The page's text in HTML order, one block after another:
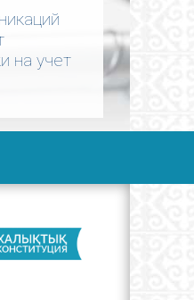
на учет